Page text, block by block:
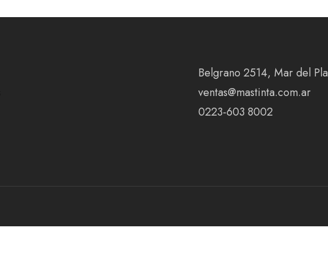
Belgrano 2514, Mar del
ventas@mastinta.com.ar
0223-603 8002